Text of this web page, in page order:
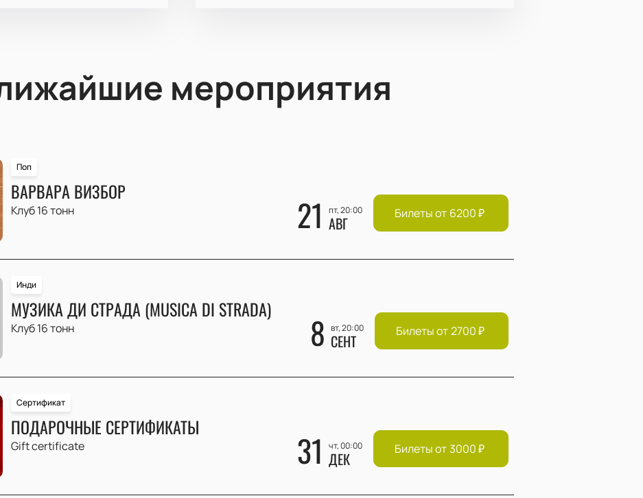
мероприятия
Поп
ВАРВАРА ВИЗБОР
Клуб 16 тонн 21 пт, 20:00
АВГ Билеты от 6200₽
Инди
МУЗИКА ДИ СТРАДА (MUSICA DI STRADA)
Клуб 16 тонн 8 вт, 20:00
СЕНТ Билеты от 2700₽
Сертификат
ПОДАРОЧНЫЕ СЕРТИФИКАТЫ
Gift certificate 31 чт, 00:00
ДЕК Билеты от 3000₽